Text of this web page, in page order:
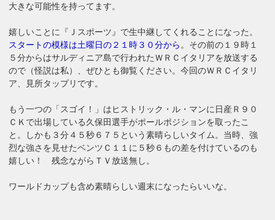
大きな可能性を持ってます。
嬉しいことに『Ｊスポーツ』で生中継してくれることになった。
スタートの模様は土曜日の２１時３０分から 。その前の１９時１
５分からはサルディニア島で行われたＷＲＣイタリアを放送する
ので（怪説は私）、ぜひとも御覧ください。今回のＷＲＣイタリ
ア、見所タップリです。
もう一つの「スゴイ！」はヒストリック・ル・マンに日産Ｒ９０
ＣＫで出場している久保田選手がポールポジションを取ったこ
と。しかも３分４５秒６７５という素晴らしいタイム。当時、強
烈な強さを見せたベンツＣ１１に５秒６もの差を付けているのも
嬉しい！ 残念ながらＴＶ放送無し。
ワールドカップも含め素晴らしい週末になったらいいな。